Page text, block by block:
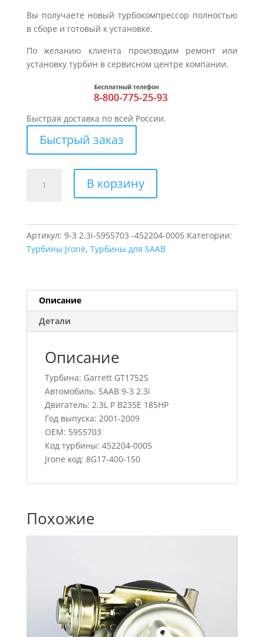
Вы получаете новый турбокомпрессор полностью
в сборе и готовый к установке.
По желанию клиента производим ремонт или
установку турбин в сервисном центре компании.
Быстрая доставка по всей России.
Быстрый заказ
товара
9-
0005,
5955703
В корзину
Артикул: 9-3 2.3i-5955703 -452204-0005 Категории:
Турбины Jrone, Турбины для SAAB
Описание
Детали
Описание
Турбина: Garrett GT1752S
Автомобиль: SAAB 9-3 2.3i
Двигатель: 2.3L P B235E 185HP
Год выпуска: 2001-2009
OEM: 5955703
Код турбины: 452204-0005
Jrone код: 8G17-400-150
Похожие